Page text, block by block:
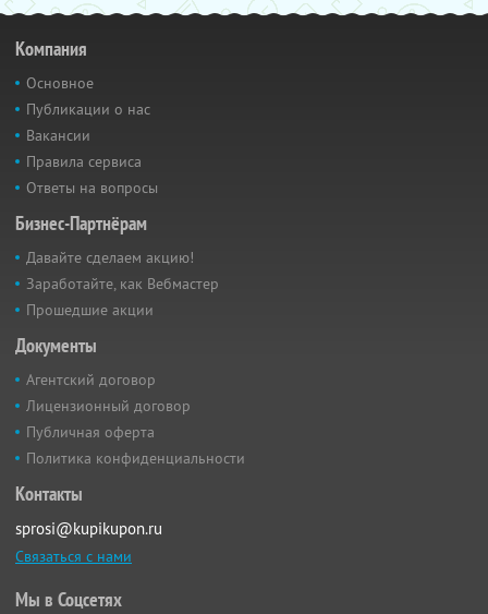
Компания
Основное
Публикации о нас
Вакансии
Правила сервиса
Ответы на вопросы
Бизнес-Партнёрам
Давайте сделаем акцию!
Заработайте, как Вебмастер
Прошедшие акции
Документы
Агентский договор
Лицензионный договор
Публичная оферта
Политика конфиденциальности
Контакты
sprosi@kupikupon.ru
Связаться с нами
Мы в Соцсетях